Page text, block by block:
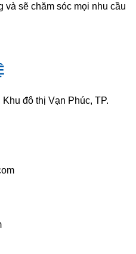
và sẽ chăm sóc mọi nhu cầu
đô thị Vạn Phúc, TP.